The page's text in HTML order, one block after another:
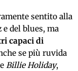
sentito alla
e del blues, ma
capaci di
se più ruvida
Billie Holiday,